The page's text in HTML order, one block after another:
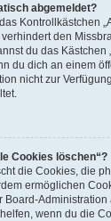
abgemeldet?
Kontrollkästchen
den
du das
du dich an einem
nicht zur
Cookies löschen“?
die Cookies, die
ermöglichen
Board-
wenn du die